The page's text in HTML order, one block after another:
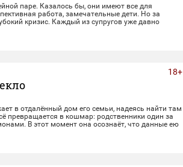
паре. Казалось бы, они имеют все для
работа, замечательные дети. Но за
кризис. Каждый из супругов уже давно
Теперь их жизнь — это увлекательное
сбывшихся желаний.
в отдалённый дом его семьи, надеясь найти там
превращается в кошмар: родственники один за
В этот момент она осознаёт, что данные ею
18+